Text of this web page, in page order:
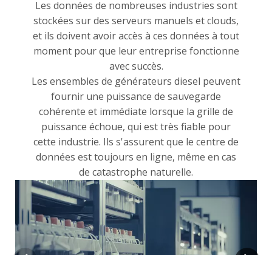
Les données de nombreuses industries sont
stockées sur des serveurs manuels et clouds,
et ils doivent avoir accès à ces données à tout
moment pour que leur entreprise fonctionne
avec succès.
Les ensembles de générateurs diesel peuvent
fournir une puissance de sauvegarde
cohérente et immédiate lorsque la grille de
puissance échoue, qui est très fiable pour
cette industrie. Ils s'assurent que le centre de
données est toujours en ligne, même en cas
de catastrophe naturelle.